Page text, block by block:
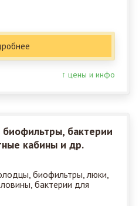
↑ цены и инфо
бактерии
кабины и др.
биофильтры, люки,
бактерии для